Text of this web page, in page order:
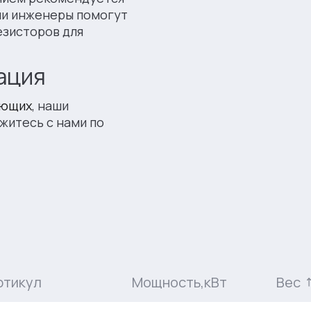
инженеры помогут
для
, наши
с нами по
Мощность,кВт Вес